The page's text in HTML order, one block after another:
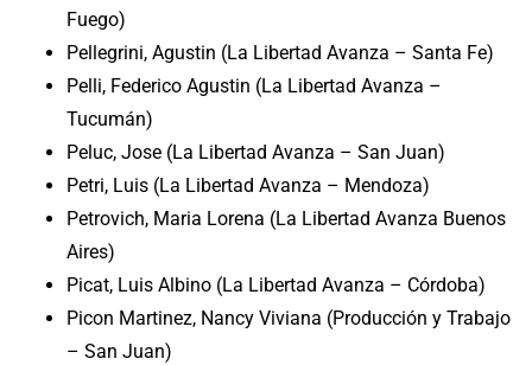
Fuego)
Pellegrini, Agustin (La Libertad Avanza – Santa Fe)
Pelli, Federico Agustin (La Libertad Avanza –
Tucumán)
Peluc, Jose (La Libertad Avanza – San Juan)
Petri, Luis (La Libertad Avanza – Mendoza)
Petrovich, Maria Lorena (La Libertad Avanza Buenos
Aires)
Picat, Luis Albino (La Libertad Avanza – Córdoba)
Picon Martinez, Nancy Viviana (Producción y Trabajo
– San Juan)